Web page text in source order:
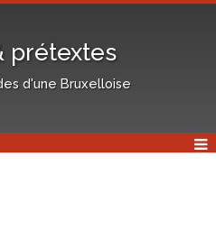
prétextes
d'une Bruxelloise